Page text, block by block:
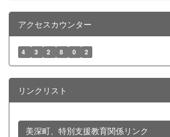
アクセスカウンター
4 3 2 8 0 2
リンクリスト
美深町、特別支援教育関係リンク